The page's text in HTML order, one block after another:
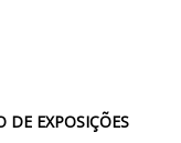
DE EXPOSIÇÕES